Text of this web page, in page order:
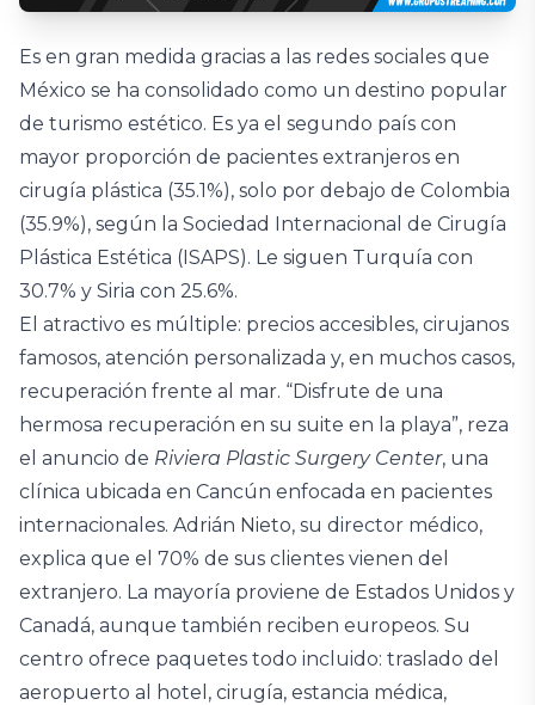
Es en gran medida gracias a las redes sociales que
México se ha consolidado como un destino popular
de turismo estético. Es ya el segundo país con
mayor proporción de pacientes extranjeros en
cirugía plástica (35.1%), solo por debajo de Colombia
(35.9%), según la Sociedad Internacional de Cirugía
Plástica Estética (ISAPS). Le siguen Turquía con
30.7% y Siria con 25.6%.
El atractivo es múltiple: precios accesibles, cirujanos
famosos, atención personalizada y, en muchos casos,
recuperación frente al mar. “Disfrute de una
hermosa recuperación en su suite en la playa”, reza
el anuncio de Riviera Plastic Surgery Center, una
clínica ubicada en Cancún enfocada en pacientes
internacionales. Adrián Nieto, su director médico,
explica que el 70% de sus clientes vienen del
extranjero. La mayoría proviene de Estados Unidos y
Canadá, aunque también reciben europeos. Su
centro ofrece paquetes todo incluido: traslado del
aeropuerto al hotel, cirugía, estancia médica,